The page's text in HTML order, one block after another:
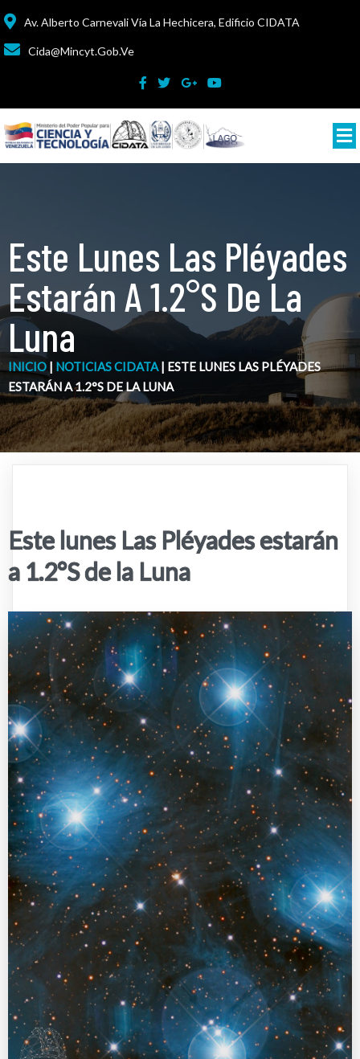
Av. Alberto Carnevali Vía La Hechicera, Edificio CIDATA
Cida@mincyt.gob.ve
Este Lunes Las Pléyades
Estarán A 1.2°S De La
Luna
INICIO | NOTICIAS CIDATA | ESTE LUNES LAS PLÉYADES
ESTARÁN A 1.2°S DE LA LUNA
Este lunes Las Pléyades estarán
a 1.2°S de la Luna